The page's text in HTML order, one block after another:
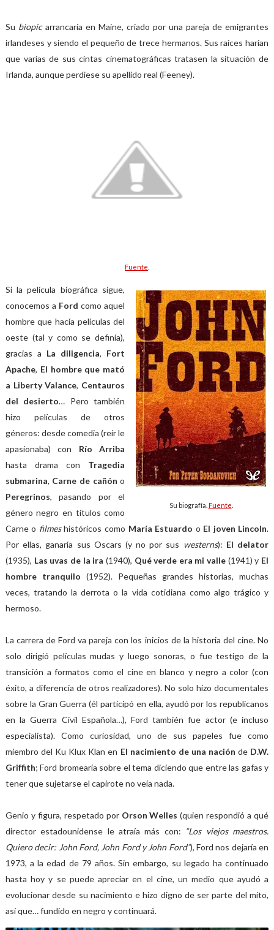
Su biopic arrancaría en Maine, criado por una pareja de emigrantes
irlandeses y siendo el pequeño de trece hermanos. Sus raíces harían
que varias de sus cintas cinematográficas tratasen la situación de
Irlanda, aunque perdiese su apellido real (Feeney).
Fuente
Su biografía. Fuente
Si la película biográfica sigue,
conocemos a Fordcomo aquel
hombre que hacía películas del
oeste (tal y como se definía),
gracias a La diligencia, Fort
Apache, El hombre que mató
a Liberty Valance, Centauros
del desierto… Pero también
hizo películas de otros
géneros: desde comedia (reír le
apasionaba) con Río Arriba
hasta drama con Tragedia
submarina, Carne de cañón o
Peregrinos, pasando por el
género negro en títulos como
Carne o filmeshistóricos como María Estuardo o El joven Lincoln.
Por ellas, ganaría sus Oscars (y no por sus westerns): El delator
(1935), Las uvas de la ira (1940), Qué verde era mi valle (1941) y El
hombre tranquilo (1952). Pequeñas grandes historias, muchas
veces, tratando la derrota o la vida cotidiana como algo trágico y
hermoso.
La carrera de Ford va pareja con los inicios de la historia del cine. No
solo dirigió películas mudas y luego sonoras, o fue testigo de la
transición a formatos como el cine en blanco y negro a color (con
éxito, a diferencia de otros realizadores). No solo hizo documentales
sobre la Gran Guerra (él participó en ella, ayudó por los republicanos
en la Guerra Civil Española…), Ford también fue actor (e incluso
especialista). Como curiosidad, uno de sus papeles fue como
miembro del Ku Klux Klan en El nacimiento de una nación de D.W.
Griffith; Ford bromearía sobre el tema diciendo que entre las gafas y
tener que sujetarse el capirote no veía nada.
Genio y figura, respetado por Orson Welles (quien respondió a qué
director estadounidense le atraía más con: “Los viejos maestros.
Quiero decir: John Ford, John Ford y John Ford”), Ford nos dejaría en
1973, a la edad de 79 años. Sin embargo, su legado ha continuado
hasta hoy y se puede apreciar en el cine, un medio que ayudó a
evolucionar desde su nacimiento e hizo digno de ser parte del mito,
así que… fundido en negro y continuará.